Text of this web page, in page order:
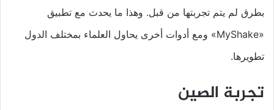
بطرق لم يتم تجربتها من قبل. وهذا ما يحدث مع تطبيق
«MyShake» ومع أدوات أخرى يحاول العلماء بمختلف الدول
تطويرها.
تجربة الصين